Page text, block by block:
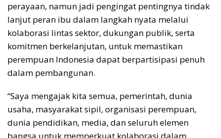
perayaan, namun jadi pengingat pentingnya tindak
lanjut peran ibu dalam langkah nyata melalui
kolaborasi lintas sektor, dukungan publik, serta
komitmen berkelanjutan, untuk memastikan
perempuan Indonesia dapat berpartisipasi penuh
dalam pembangunan.
“Saya mengajak kita semua, pemerintah, dunia
usaha, masyarakat sipil, organisasi perempuan,
dunia pendidikan, media, dan seluruh elemen